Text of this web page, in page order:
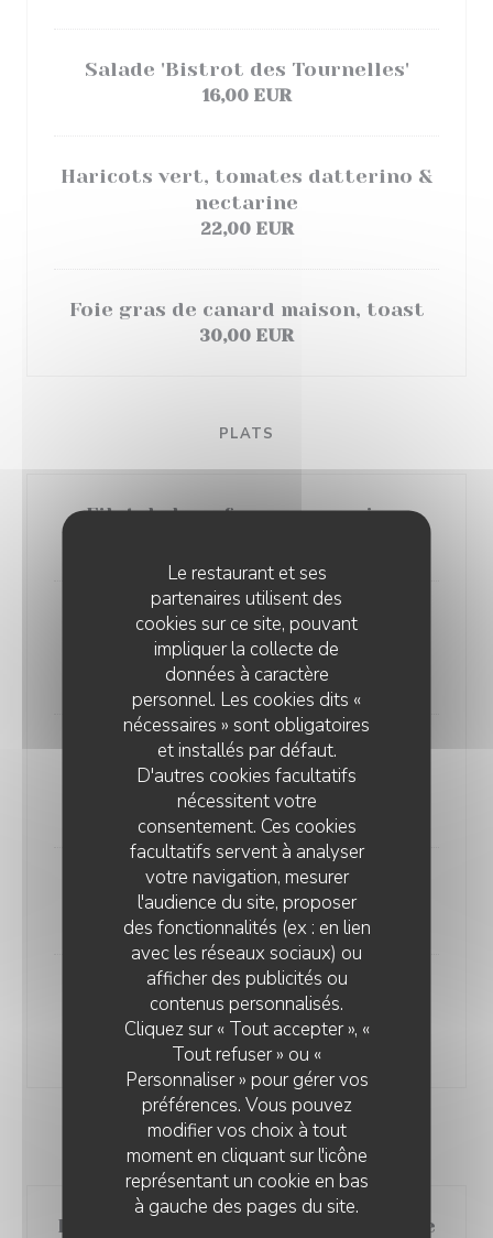
Le restaurant et ses
partenaires utilisent des
cookies sur ce site, pouvant
impliquer la collecte de
données à caractère
personnel. Les cookies dits «
nécessaires » sont obligatoires
et installés par défaut.
D'autres cookies facultatifs
nécessitent votre
consentement. Ces cookies
facultatifs servent à analyser
votre navigation, mesurer
l'audience du site, proposer
des fonctionnalités (ex : en lien
avec les réseaux sociaux) ou
afficher des publicités ou
contenus personnalisés.
Cliquez sur « Tout accepter », «
Tout refuser » ou «
Personnaliser » pour gérer vos
préférences. Vous pouvez
modifier vos choix à tout
moment en cliquant sur l'icône
représentant un cookie en bas
à gauche des pages du site.
Salade 'Bistrot des Tournelles'
16,00 EUR
Haricots vert, tomates datterino &
nectarine
22,00 EUR
Foie gras de canard maison, toast
30,00 EUR
PLATS
Filet de boeuf, sauce au poivre
Poulet fermier, girolles & jus de
viande
44,00 EUR
Cordon bleu de volaille, comté &
jambon Prince de Paris
32,00 EUR
Daube de boeuf à la Provençale
30,00 EUR
Raviolis à l’aubergine & provolone,
tomates datterino
38,00 EUR
GARNITURES AU CHOIX
Frites ou Purée de pommes de terre